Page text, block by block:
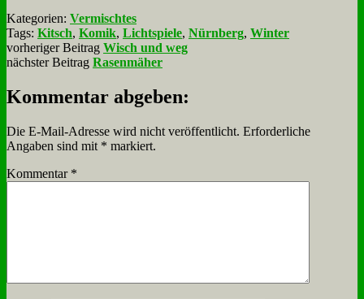
Kategorien: Vermischtes
Tags: Kitsch, Komik, Lichtspiele, Nürnberg, Winter
vorheriger Beitrag Wisch und weg
nächster Beitrag Rasenmäher
Kommentar abgeben:
Die E-Mail-Adresse wird nicht veröffentlicht. Erforderliche
Angaben sind mit * markiert.
Kommentar *